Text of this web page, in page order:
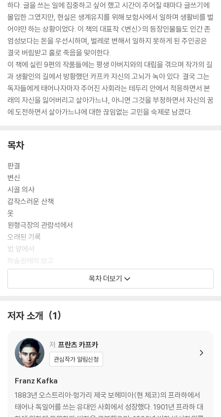
하다. 글을 쓰는 일에 집중하고 싶어 했고 시간이 주어질 때마다 글쓰기에
몰입한 그였지만, 현실은 생계유지를 위해 보험사에서 일하며 생활비를 벌
어야만 하는 상황이었다. 이 책의 대표작 <변신>의 등장인물들도 인간 존
엄성보다는 돈을 우선시하며, 벌레로 변해서 일하지 못하게 된 주인공은
결국 버림받고 홀로 죽음을 맞이한다.
이 책에 실린 9편의 작품들에는 평생 아버지와의 대립을 겪으며 작가의 길
과 생활인의 길에서 방황했던 카프카 자신의 고뇌가 녹아 있다. 결국 그는
독자들에게 태어나자마자 주어진 사회라는 테두리 안에서 적응하면서 본
래의 자신을 잃어버리고 살아가느냐, 아니면 그것을 부정하면서 자신의 꿈
에 도전하면서 살아가느냐에 대한 끊임없는 고민을 숙제로 남겼다.
목차
판결
변신
시골 의사
갑작스러운 산책
옷
원형극장의 관람석에서
오래된 기록
법 앞에서
학술원에의 보고
목차 더보기
저자 소개 1
저 프란츠 카프카
관심작가 알림신청
Franz Kafka
1883년 오스트리아·헝가리 제국 보헤미아(현 체코)의 프라하에서
태어나 독일어를 쓰는 유대인 사회에서 성장했다. 1901년 프라하 대